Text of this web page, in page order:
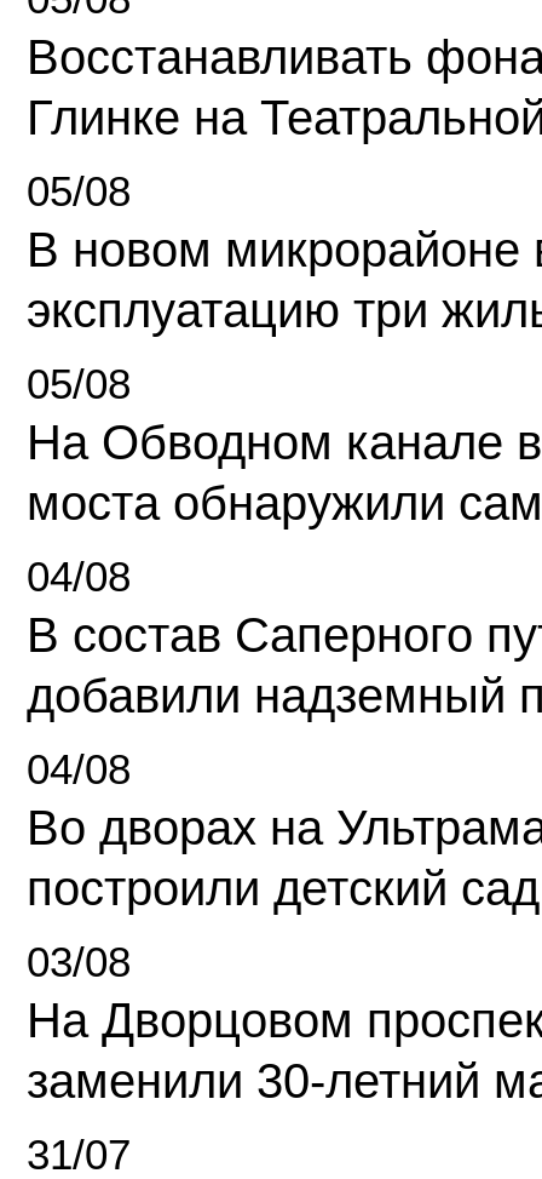
Восстанавливать
Глинке на
05/08
В новом микрорайоне
эксплуатацию три
05/08
На Обводном канале
моста обнаружили
04/08
В состав Саперного
добавили надземный
04/08
Во дворах на
построили детский сад
03/08
На Дворцовом
заменили 30-летний
31/07